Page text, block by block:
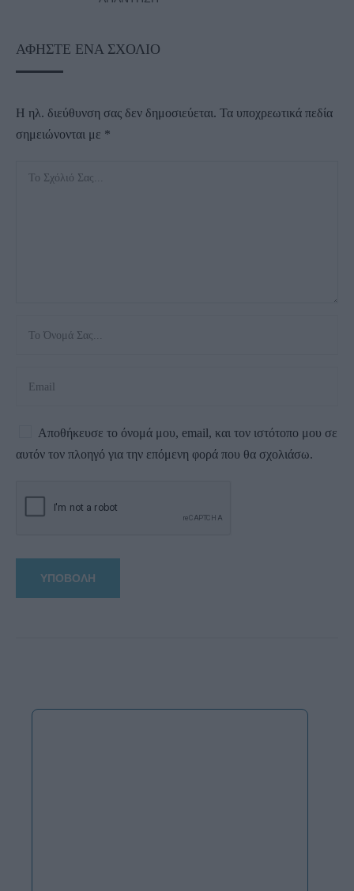
ΑΦΉΣΤΕ ΈΝΑ ΣΧΌΛΙΟ
Η ηλ. διεύθυνση σας δεν δημοσιεύεται. Τα υποχρεωτικά πεδία
σημειώνονται με *
Αποθήκευσε το όνομά μου, email, και τον ιστότοπο μου σε
αυτόν τον πλοηγό για την επόμενη φορά που θα σχολιάσω.